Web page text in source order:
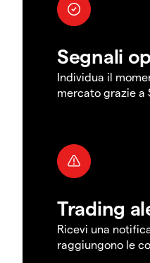
Segnali
Individua il
mercato grazie a
Trading
Ricevi una
raggiungono le